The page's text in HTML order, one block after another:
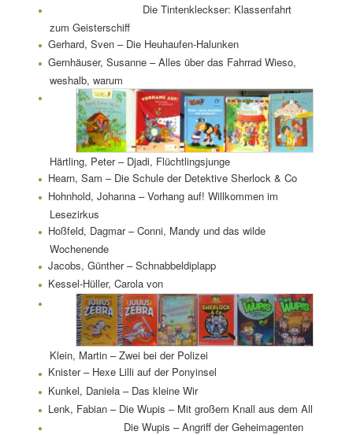
Die Tintenkleckser: Klassenfahrt
zum Geisterschiff
Gerhard, Sven – Die Heuhaufen-Halunken
Gernhäuser, Susanne – Alles über das Fahrrad Wieso,
weshalb, warum
Härtling, Peter – Djadi, Flüchtlingsjunge
Hearn, Sam – Die Schule der Detektive Sherlock & Co
Hohnhold, Johanna – Vorhang auf! Willkommen im
Lesezirkus
Hoßfeld, Dagmar – Conni, Mandy und das wilde
Wochenende
Jacobs, Günther – Schnabbeldiplapp
Kessel-Hüller, Carola von
Klein, Martin – Zwei bei der Polizei
Knister – Hexe Lilli auf der Ponyinsel
Kunkel, Daniela – Das kleine Wir
Lenk, Fabian – Die Wupis – Mit großem Knall aus dem All
Die Wupis – Angriff der Geheimagenten